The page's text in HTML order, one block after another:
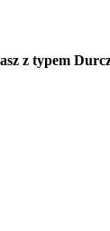
z typem